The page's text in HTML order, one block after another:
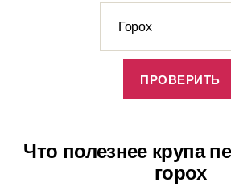
Что полезнее крупа
горох